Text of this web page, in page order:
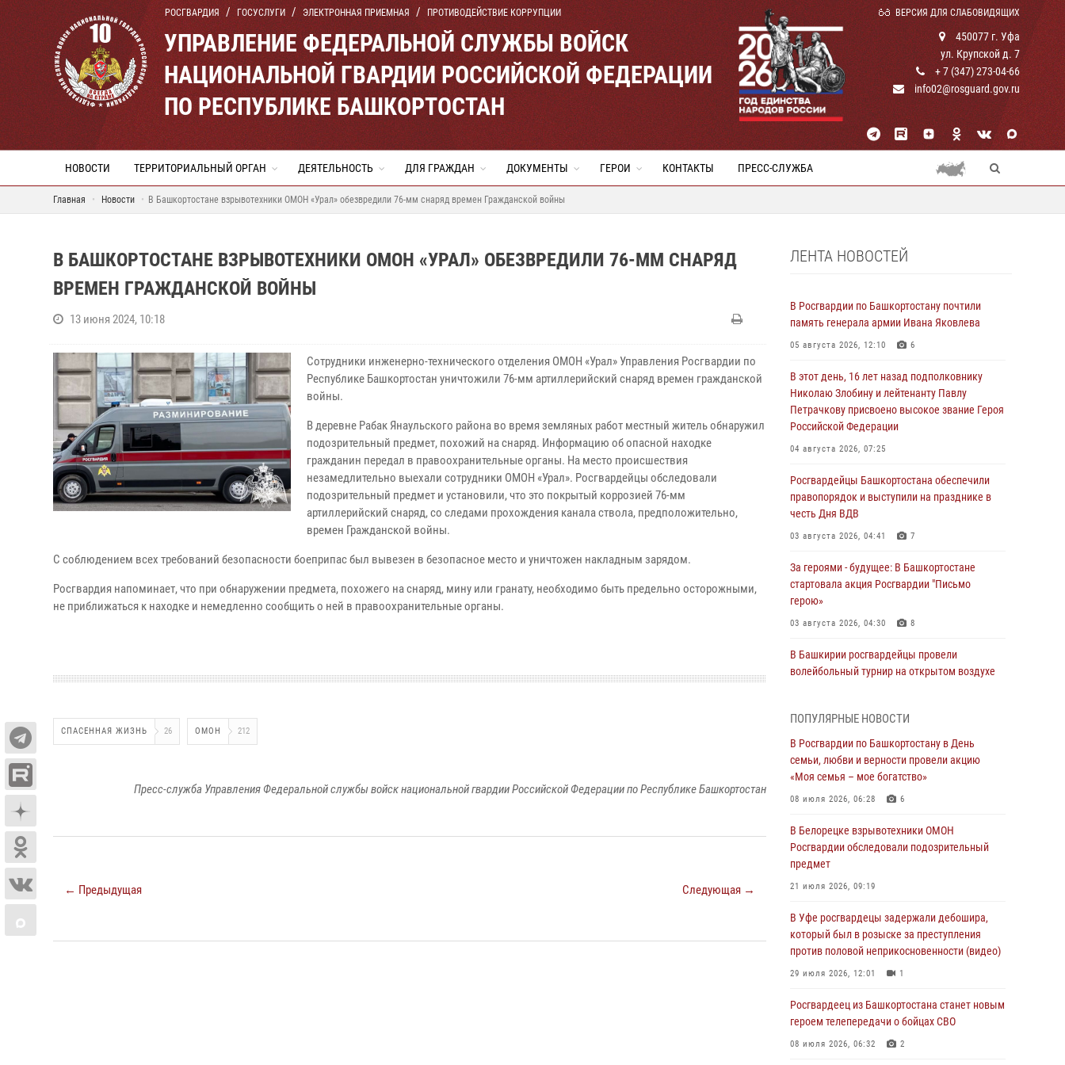
РОСГВАРДИЯ ГОСУСЛУГИ ЭЛЕКТРОННАЯ ПРИЕМНАЯ ПРОТИВОДЕЙСТВИЕ КОРРУПЦИИ ВЕРСИЯ ДЛЯ СЛАБОВИДЯЩИХ
УПРАВЛЕНИЕ ФЕДЕРАЛЬНОЙ СЛУЖБЫ ВОЙСК
НАЦИОНАЛЬНОЙ ГВАРДИИ РОССИЙСКОЙ ФЕДЕРАЦИИ
ПО РЕСПУБЛИКЕ БАШКОРТОСТАН
450077 г. Уфа
ул. Крупской д. 7
+ 7 (347) 273-04-66
info02@rosguard.gov.ru
НОВОСТИ ТЕРРИТОРИАЛЬНЫЙ ОРГАН ДЕЯТЕЛЬНОСТЬ ДЛЯ ГРАЖДАН ДОКУМЕНТЫ ГЕРОИ КОНТАКТЫ ПРЕСС-СЛУЖБА
Главная Новости В Башкортостане взрывотехники ОМОН «Урал» обезвредили 76-мм снаряд времен Гражданской войны
В БАШКОРТОСТАНЕ ВЗРЫВОТЕХНИКИ ОМОН «УРАЛ» ОБЕЗВРЕДИЛИ 76-ММ СНАРЯД
ВРЕМЕН ГРАЖДАНСКОЙ ВОЙНЫ
13 июня 2024, 10:18
Сотрудники инженерно-технического отделения ОМОН «Урал» Управления Росгвардии по
Республике Башкортостан уничтожили 76-мм артиллерийский снаряд времен гражданской
войны.
В деревне Рабак Янаульского района во время земляных работ местный житель обнаружил
подозрительный предмет, похожий на снаряд. Информацию об опасной находке
гражданин передал в правоохранительные органы. На место происшествия
незамедлительно выехали сотрудники ОМОН «Урал». Росгвардейцы обследовали
подозрительный предмет и установили, что это покрытый коррозией 76-мм
артиллерийский снаряд, со следами прохождения канала ствола, предположительно,
времен Гражданской войны.
С соблюдением всех требований безопасности боеприпас был вывезен в безопасное место и уничтожен накладным зарядом.
Росгвардия напоминает, что при обнаружении предмета, похожего на снаряд, мину или гранату, необходимо быть предельно осторожными,
не приближаться к находке и немедленно сообщить о ней в правоохранительные органы.
СПАСЕННАЯ ЖИЗНЬ 26 ОМОН 212
Пресс-служба Управления Федеральной службы войск национальной гвардии Российской Федерации по Республике Башкортостан
← Предыдущая Следующая →
ЛЕНТА НОВОСТЕЙ
В Росгвардии по Башкортостану почтили
память генерала армии Ивана Яковлева
05 августа 2026, 12:10 6
В этот день, 16 лет назад подполковнику
Николаю Злобину и лейтенанту Павлу
Петрачкову присвоено высокое звание Героя
Российской Федерации
04 августа 2026, 07:25
Росгвардейцы Башкортостана обеспечили
правопорядок и выступили на празднике в
честь Дня ВДВ
03 августа 2026, 04:41 7
За героями - будущее: В Башкортостане
стартовала акция Росгвардии "Письмо
герою»
03 августа 2026, 04:30 8
В Башкирии росгвардейцы провели
волейбольный турнир на открытом воздухе
В Уфе росгвардейцы по горячим следам
задержали подозреваемого в открытом
хищении из аптеки (видео)
03 августа 2026, 04:15 1
комплектования Росгвардии Башкортостана
ответил на вопросы граждан
30 июля 2026, 12:54
который был в розыске за преступления
против половой неприкосновенности (видео)
29 июля 2026, 12:01 1
комплектования штаба Росгвардии
Башкортостана проведет прямую линию
29 июля 2026, 10:52
ПОПУЛЯРНЫЕ НОВОСТИ
В Росгвардии по Башкортостану в День
семьи, любви и верности провели акцию
«Моя семья – мое богатство»
08 июля 2026, 06:28 6
В Белорецке взрывотехники ОМОН
Росгвардии обследовали подозрительный
предмет
21 июля 2026, 09:19
В Уфе росгвардецы задержали дебошира,
который был в розыске за преступления
против половой неприкосновенности (видео)
29 июля 2026, 12:01 1
Росгвардеец из Башкортостана станет новым
героем телепередачи о бойцах СВО
08 июля 2026, 06:32 2